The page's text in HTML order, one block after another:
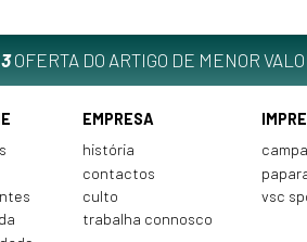
OFERTA DO ARTIGO DE MENOR
EMPRESA
história
contactos
culto
trabalha connosco
vsc